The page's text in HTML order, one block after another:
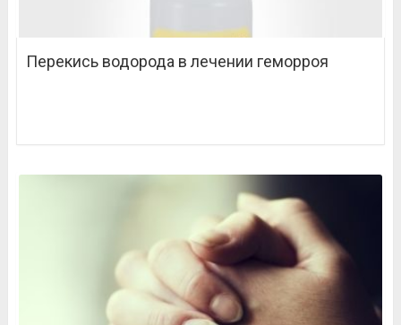
Перекись водорода в лечении геморроя